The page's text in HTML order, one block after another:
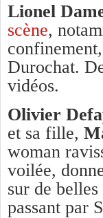
Lionel
scène,
confinement,
Durochat.
vidéos.
Olivier
et sa fille,
woman
voilée,
sur de
passant par